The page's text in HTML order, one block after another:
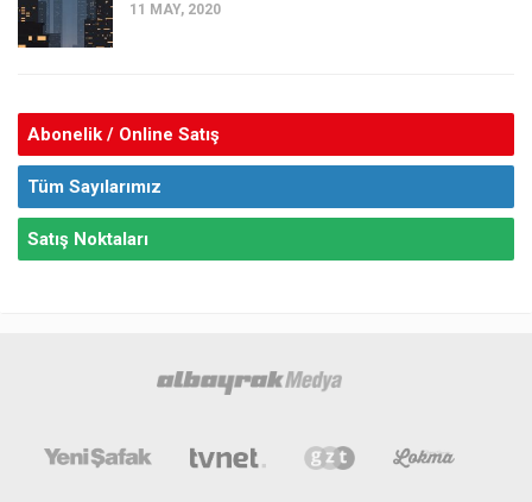
11 MAY, 2020
Abonelik / Online Satış
Tüm Sayılarımız
Satış Noktaları